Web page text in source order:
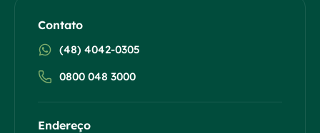
Contato
(48) 4042-0305
0800 048 3000
Endereço